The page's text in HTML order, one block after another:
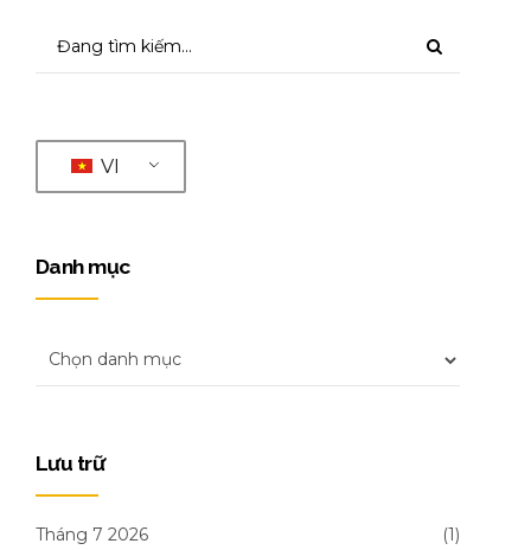
VI
Danh mục
Lưu trữ
Tháng 7 2026 (1)